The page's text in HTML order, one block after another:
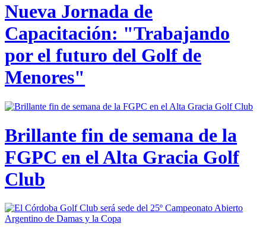
Nueva Jornada de
Capacitación: "Trabajando
por el futuro del Golf de
Menores"
Brillante fin de semana de la
FGPC en el Alta Gracia Golf
Club